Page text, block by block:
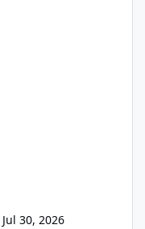
Jul 30, 2026